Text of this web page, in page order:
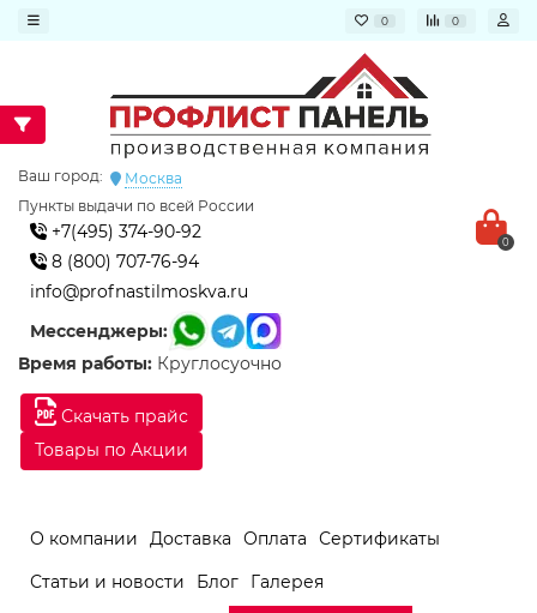
0 0
Скачать прайс
Товары по Акции
Ваш город:
Москва
Пункты выдачи по всей России
+7(495) 374-90-92
8 (800) 707-76-94
info@profnastilmoskva.ru
Мессенджеры:
Время работы: Круглосуочно
0
О компании Доставка Оплата
Сертификаты
Статьи и новости
Блог
Галерея